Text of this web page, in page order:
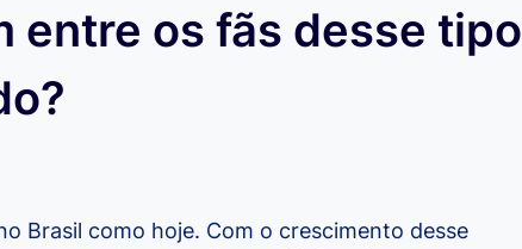
entre os fãs desse tipo
Brasil como hoje. Com o crescimento desse